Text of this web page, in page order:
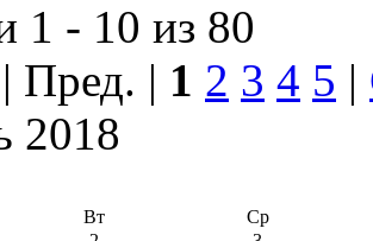
1 - 10 из 80
Пред. | 1 2 3 4 5 |
2018
Вт
Ср